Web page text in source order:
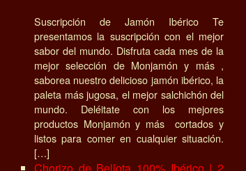
Suscripción de Jamón Ibérico Te
presentamos la suscripción con el mejor
sabor del mundo. Disfruta cada mes de la
mejor selección de Monjamón y más ,
saborea nuestro delicioso jamón ibérico, la
paleta más jugosa, el mejor salchichón del
mundo. Deléitate con los mejores
productos Monjamón y más cortados y
listos para comer en cualquier situación.
[…]
Chorizo de Bellota 100% Ibérico | 2